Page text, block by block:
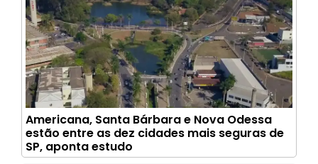
Americana, Santa Bárbara e Nova Odessa
estão entre as dez cidades mais seguras de
SP, aponta estudo